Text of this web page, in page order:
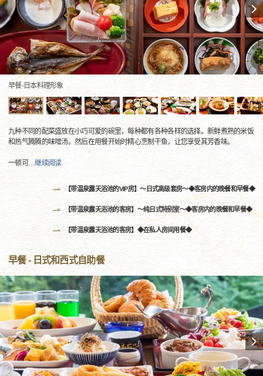
早餐-日本料理形象
九种不同的配菜盛放在小巧可爱的碗里，每种都有各种各样的选择。新鲜煮熟的米饭
和热气腾腾的味噌汤。然后在用餐开始时精心烹制干鱼，让您享受其芳香味。
一顿可 …继续阅读
【带温泉露天浴池的VIP房】〜日式高级套房〜◆客房内的晚餐和早餐◆
【带温泉露天浴池的客房】〜纯日式特别室〜◆客房内的晚餐和早餐◆
【带温泉露天浴池的客房】◆在私人房间用餐◆
早餐 - 日式和西式自助餐